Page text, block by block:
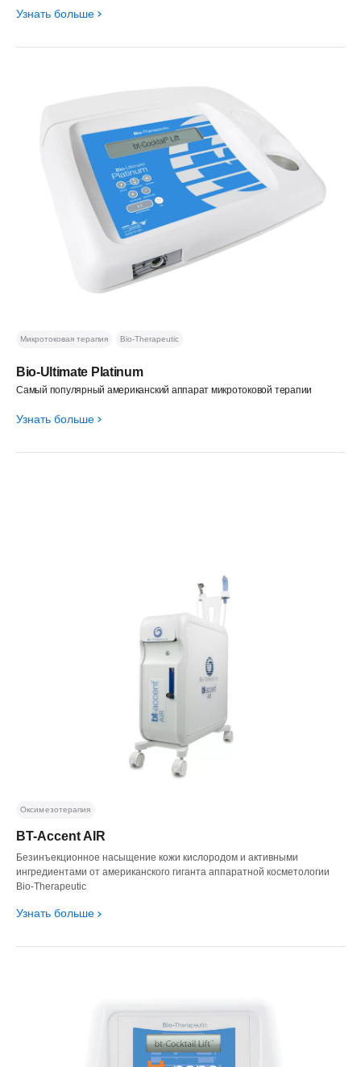
Узнать больше
Bio-Ultimate Platinum
Самый популярный американский аппарат микротоковой терапии
Микротоковая терапия Bio-Therapeutic
Узнать больше
BT-Accent AIR
Безинъекционное насыщение кожи кислородом и активными
ингредиентами от американского гиганта аппаратной косметологии
Bio-Therapeutic
Узнать больше
Оксимезотерапия